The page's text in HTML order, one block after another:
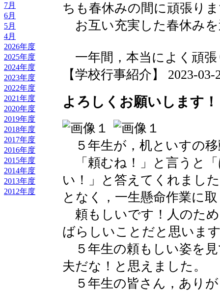
7月
6月
5月
4月
2026年度
2025年度
2024年度
2023年度
2022年度
2021年度
2020年度
2019年度
2018年度
2017年度
2016年度
2015年度
2014年度
2013年度
2012年度
ちも春休みの間に頑張り
お互い充実した春休み
一年間，本当によく頑
【学校行事紹介】 2023-03-
よろしくお願いします！
５年生が，机といすの
「頼むね！」と言うと
い！」と答えてくれまし
となく，一生懸命作業に
頼もしいです！人のた
ばらしいことだと思いま
５年生の頼もしい姿を
夫だな！と思えました。
５年生の皆さん，あり